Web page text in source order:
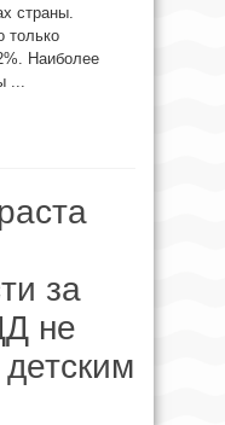
страны.
только
Наиболее
...
за
не